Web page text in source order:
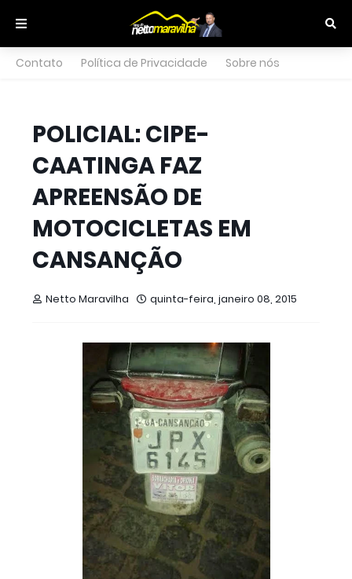
Contato Política de Privacidade Sobre nós
POLICIAL: CIPE-
CAATINGA FAZ
APREENSÃO DE
MOTOCICLETAS EM
CANSANÇÃO
Netto Maravilha quinta-feira, janeiro 08, 2015